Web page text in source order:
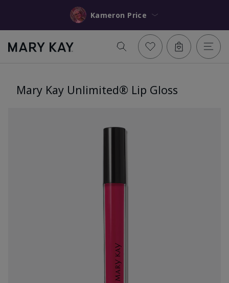
Kameron Price
Mary Kay Unlimited® Lip Gloss